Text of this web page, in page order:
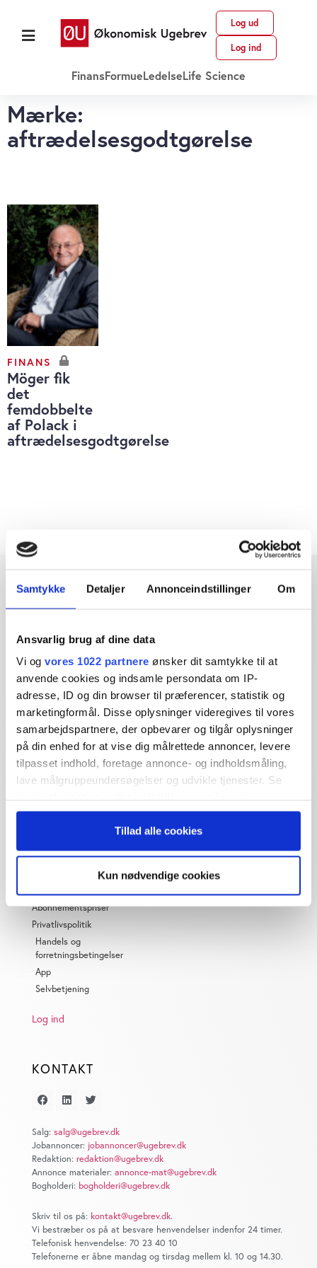
Samtykke Detaljer Annonceindstillinger Om
Ansvarlig brug af dine data
Vi og vores 1022 partnere ønsker dit samtykke til at
anvende cookies og indsamle persondata om IP-
adresse, ID og din browser til præferencer, statistik og
marketingformål. Disse oplysninger videregives til vores
samarbejdspartnere, der opbevarer og tilgår oplysninger
på din enhed for at vise dig målrettede annoncer, levere
tilpasset indhold, foretage annonce- og indholdsmåling,
lave målgruppeundersøgelser og udvikle tjenester. Se
persondatapolitik. Du kan altid trække dit samtykke
tilbage eller ændre indstillinger fra vores
"Cookiedeklaration", eller ved at trykke på "Privacy
Hvis du tillader det, vil vi også gerne:
Indsamle præcise oplysninger om din placering,
der kan være nøjagtig inden for få meter
Identificere din enhed baseret på en scanning af
dens unikke karakteristika (fingerprinting)
Dine valg anvendes på hele websitet.
Vi bruger cookies til at tilpasse vores indhold og
din brug af vores website med vores partnere inden for
analysepartnere. Vores partnere kan kombinere disse
de har indsamlet fra din brug af deres tjenester. Du
samtykker til vores cookies, hvis du fortsætter med at
anvende vores hjemmeside.
Tillad alle cookies
Kun nødvendige cookies
Log ud
Log ind
FinansFormueLedelseLife Science
Mærke:
aftrædelsesgodtgørelse
FINANS
Möger fik
det
femdobbelte
af Polack i
aftrædelsesgodtgørelse
Dybdegående og original
journalistik siden 1994
Økonomisk Ugebrev har i mere end 25 år leveret indsigtsfuld
og dagsordensættende journalistik og analyser til læserne og
den brede offentlighed.
Vi tager ansvar for vores indhold og er tilmeldt:
OM ØU
Abonnementspriser
Privatlivspolitik
Handels og
forretningsbetingelser
App
Selvbetjening
Log ind
KONTAKT
Salg: salg@ugebrev.dk
Jobannoncer: jobannoncer@ugebrev.dk
Redaktion: redaktion@ugebrev.dk
Annonce materialer: annonce-mat@ugebrev.dk
Bogholderi: bogholderi@ugebrev.dk
Skriv til os på: kontakt@ugebrev.dk.
Vi bestræber os på at besvare henvendelser indenfor 24 timer.
Telefonisk henvendelse: 70 23 40 10
Telefonerne er åbne mandag og tirsdag mellem kl. 10 og 14.30.